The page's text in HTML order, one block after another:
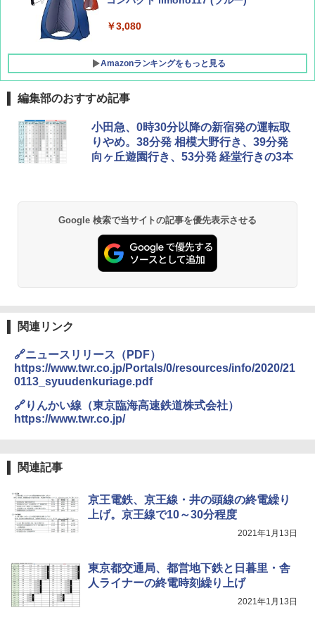
ATCW-150B エクルベージュ
￥3,080
Amazonランキングをもっと見る
編集部のおすすめ記事
小田急、0時30分以降の新宿発の運転取
りやめ。38分発 相模大野行き、39分発
向ヶ丘遊園行き、53分発 経堂行きの3本
Google 検索で当サイトの記事を優先表示させる
関連リンク
🔗ニュースリリース（PDF）
https://www.twr.co.jp/Portals/0/resources/info/2020/21
0113_syuudenkuriage.pdf
🔗りんかい線（東京臨海高速鉄道株式会社）
https://www.twr.co.jp/
関連記事
京王電鉄、京王線・井の頭線の終電繰り
上げ。京王線で10～30分程度
2021年1月13日
東京都交通局、都営地下鉄と日暮里・舎
人ライナーの終電時刻繰り上げ
2021年1月13日